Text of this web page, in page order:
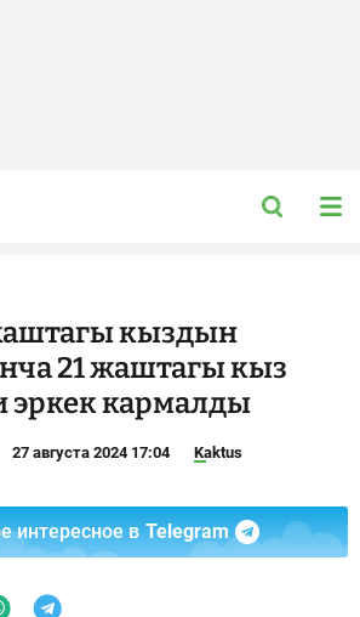
кыздын
21 жаштагы кыз
эркек кармалды
27 августа 2024 17:04 Kaktus
интересное в Telegram